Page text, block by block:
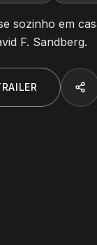
sozinho em
F. Sandberg.